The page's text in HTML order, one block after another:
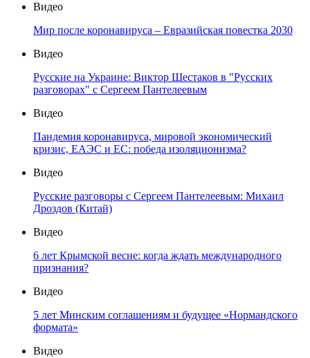
Видео
Мир после коронавируса – Евразийская повестка 2030
Видео
Русские на Украине: Виктор Шестаков в "Русских
разговорах" с Сергеем Пантелеевым
Видео
Пандемия коронавируса, мировой экономический
кризис, ЕАЭС и ЕС: победа изоляционизма?
Видео
Русские разговоры с Сергеем Пантелеевым: Михаил
Дроздов (Китай)
Видео
6 лет Крымской весне: когда ждать международного
признания?
Видео
5 лет Минским соглашениям и будущее «Нормандского
формата»
Видео